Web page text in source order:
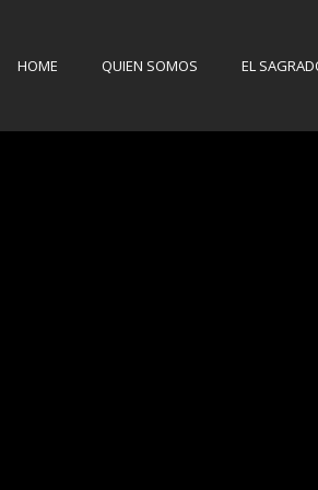
HOME QUIEN SOMOS EL